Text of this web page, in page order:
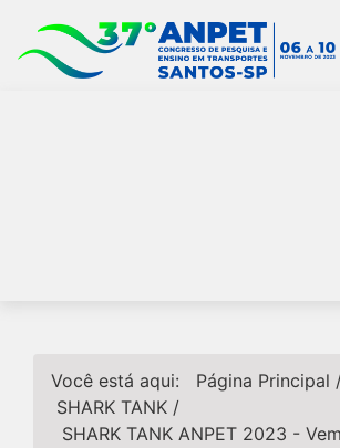
Você está aqui: Página Principal
SHARK TANK /
SHARK TANK ANPET 2023 -